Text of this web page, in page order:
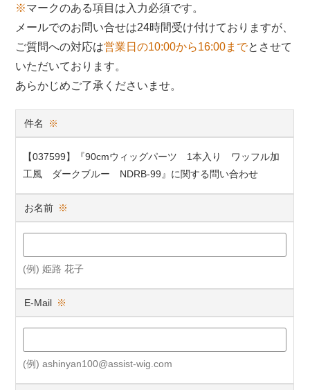
※マークのある項目は入力必須です。
メールでのお問い合せは24時間受け付けておりますが、
ご質問への対応は営業日の10:00から16:00までとさせて
いただいております。
あらかじめご了承くださいませ。
件名 ※
【037599】『90cmウィッグパーツ 1本入り ワッフル加
工風 ダークブルー NDRB-99』に関する問い合わせ
お名前 ※
(例) 姫路 花子
E-Mail ※
(例) ashinyan100@assist-wig.com